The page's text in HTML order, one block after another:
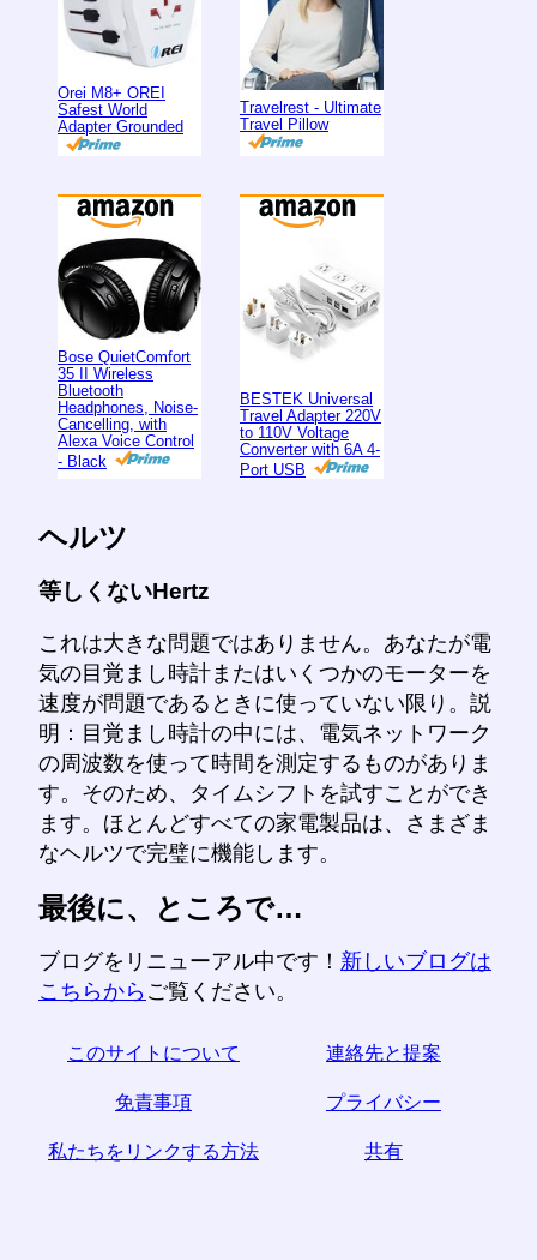
Orei M8+ OREI
Safest World
Adapter Grounded
Travelrest - Ultimate
Travel Pillow
Bose QuietComfort
35 II Wireless
Bluetooth
Headphones, Noise-
Cancelling, with
Alexa Voice Control
- Black
BESTEK Universal
Travel Adapter 220V
to 110V Voltage
Converter with 6A 4-
Port USB
ヘルツ
等しくないHertz
これは大きな問題ではありません。あなたが電
気の目覚まし時計またはいくつかのモーターを
速度が問題であるときに使っていない限り。説
明：目覚まし時計の中には、電気ネットワーク
の周波数を使って時間を測定するものがありま
す。そのため、タイムシフトを試すことができ
ます。ほとんどすべての家電製品は、さまざま
なヘルツで完璧に機能します。
最後に、ところで…
ブログをリニューアル中です！ 新しいブログは
こちらから ご覧ください。
このサイトについて 連絡先と提案
免責事項 プライバシー
私たちをリンクする方法 共有